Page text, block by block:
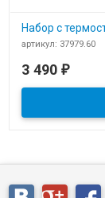
Набор с
артикул: 37979.60
3 490 ₽